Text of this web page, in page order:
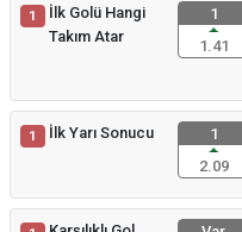
1
İlk Golü Hangi
Takım Atar
1
1.41
1 İlk Yarı Sonucu
1
2.09